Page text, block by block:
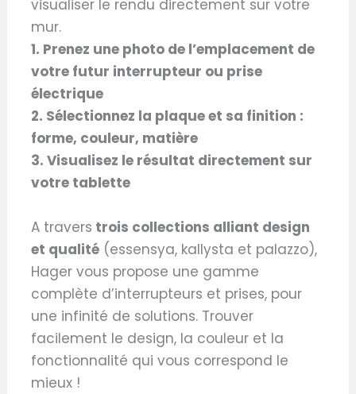
visualiser le rendu directement sur votre
mur.
1. Prenez une photo de l’emplacement de
votre futur interrupteur ou prise
électrique
2. Sélectionnez la plaque et sa finition :
forme, couleur, matière
3. Visualisez le résultat directement sur
votre tablette
A travers trois collections alliant design
et qualité (essensya, kallysta et palazzo),
Hager vous propose une gamme
complète d’interrupteurs et prises, pour
une infinité de solutions. Trouver
facilement le design, la couleur et la
fonctionnalité qui vous correspond le
mieux !